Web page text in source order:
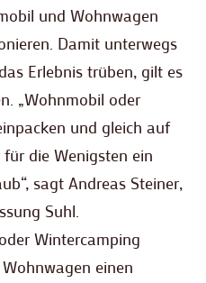
und Wohnwagen
Damit unterwegs
Erlebnis trüben, gilt es
„Wohnmobil oder
und gleich auf
die Wenigsten ein
sagt Andreas Steiner,
Suhl.
Wintercamping
einen